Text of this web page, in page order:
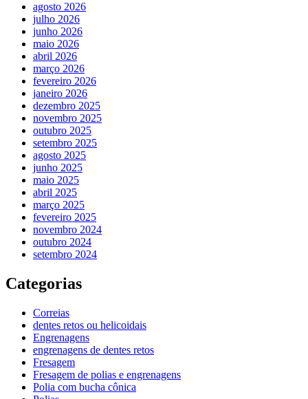
agosto 2026
julho 2026
junho 2026
maio 2026
abril 2026
março 2026
fevereiro 2026
janeiro 2026
dezembro 2025
novembro 2025
outubro 2025
setembro 2025
agosto 2025
junho 2025
maio 2025
abril 2025
março 2025
fevereiro 2025
novembro 2024
outubro 2024
setembro 2024
Categorias
Correias
dentes retos ou helicoidais
Engrenagens
engrenagens de dentes retos
Fresagem
Fresagem de polias e engrenagens
Polia com bucha cônica